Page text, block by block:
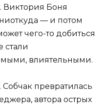
Виктория Боня
— и потом
чего-то добиться
стали
влиятельными.
превратилась
автора острых